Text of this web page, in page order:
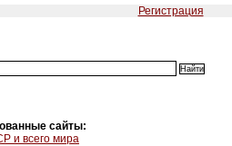
Регистрация
сайты:
и всего мира